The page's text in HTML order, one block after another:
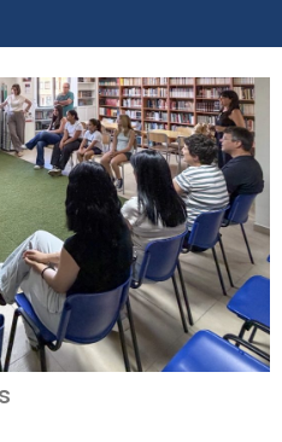
que tornen